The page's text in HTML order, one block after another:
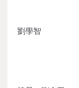
劉學智